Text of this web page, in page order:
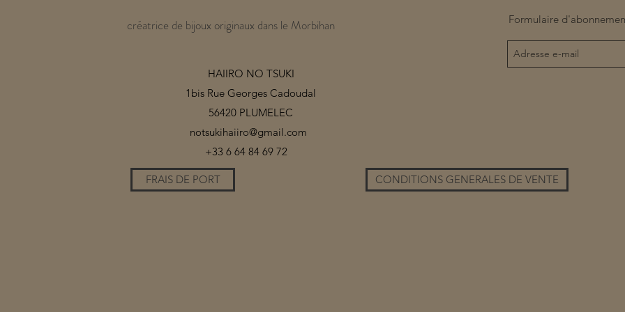
créatrice de bijoux originaux dans le Morbihan
HAIIRO NO TSUKI
1bis Rue Georges Cadoudal
56420 PLUMELEC
Formulaire
notsukihaiiro@gmail.com
+33 6 64 84 69 72
FRAIS DE PORT CONDITIONS GENERALES DE VENTE